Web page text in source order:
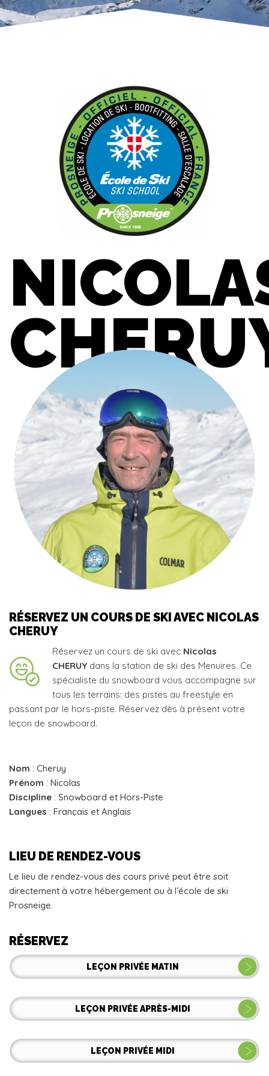
RÉSERVEZ UN COURS DE SKI AVEC NICOLAS
CHERUY
Réservez un cours de ski avec Nicolas
CHERUY dans la station de ski des Menuires. Ce
spécialiste du snowboard vous accompagne sur
tous les terrains: des pistes au freestyle en
passant par le hors-piste. Réservez dès à présent votre
leçon de snowboard.
Nom : Cheruy
Prénom : Nicolas
Discipline : Snowboard et Hors-Piste
Langues : Français et Anglais
LIEU DE RENDEZ-VOUS
Le lieu de rendez-vous des cours privé peut être soit
directement à votre hébergement ou à l’école de ski
Prosneige.
RÉSERVEZ
LEÇON PRIVÉE MATIN
LEÇON PRIVÉE APRÈS-MIDI
LEÇON PRIVÉE MIDI